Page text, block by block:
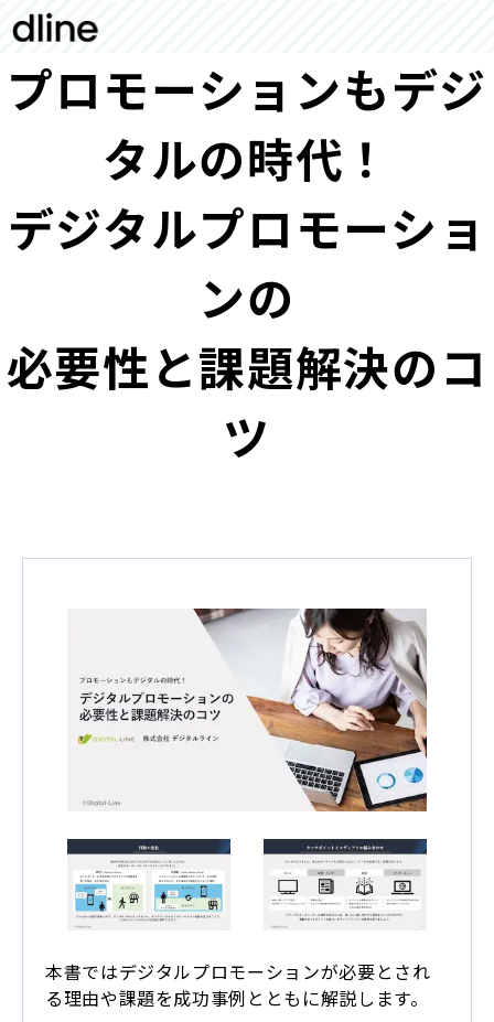
プロモーションもデジ
タルの時代！
デジタルプロモーショ
ンの
必要性と課題解決のコ
ツ
本書ではデジタルプロモーションが必要とされ
る理由や課題を成功事例とともに解説します。